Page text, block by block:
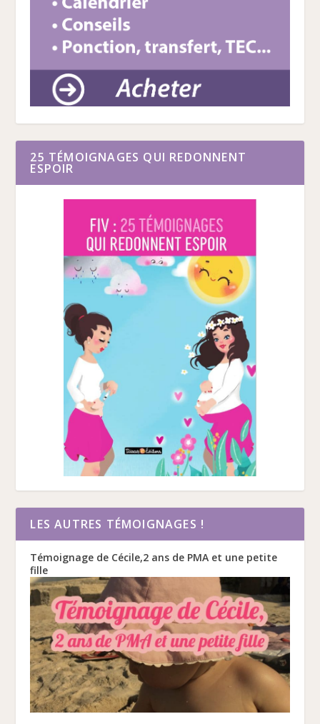
25 TÉMOIGNAGES QUI REDONNENT
ESPOIR
LES AUTRES TÉMOIGNAGES !
Témoignage de Cécile,2 ans de PMA et une petite
fille